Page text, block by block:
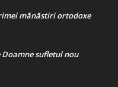
mănăstiri ortodoxe
sufletul nou